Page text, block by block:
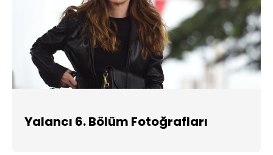
Yalancı 6. Bölüm Fotoğrafları